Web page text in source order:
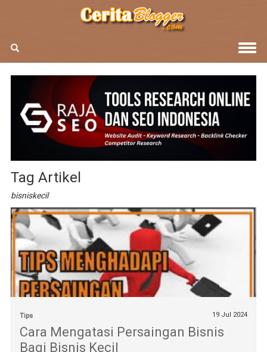
Tag Artikel
bisniskecil
Tips 19 Jul 2024
Cara Mengatasi Persaingan Bisnis
Bagi Bisnis Kecil